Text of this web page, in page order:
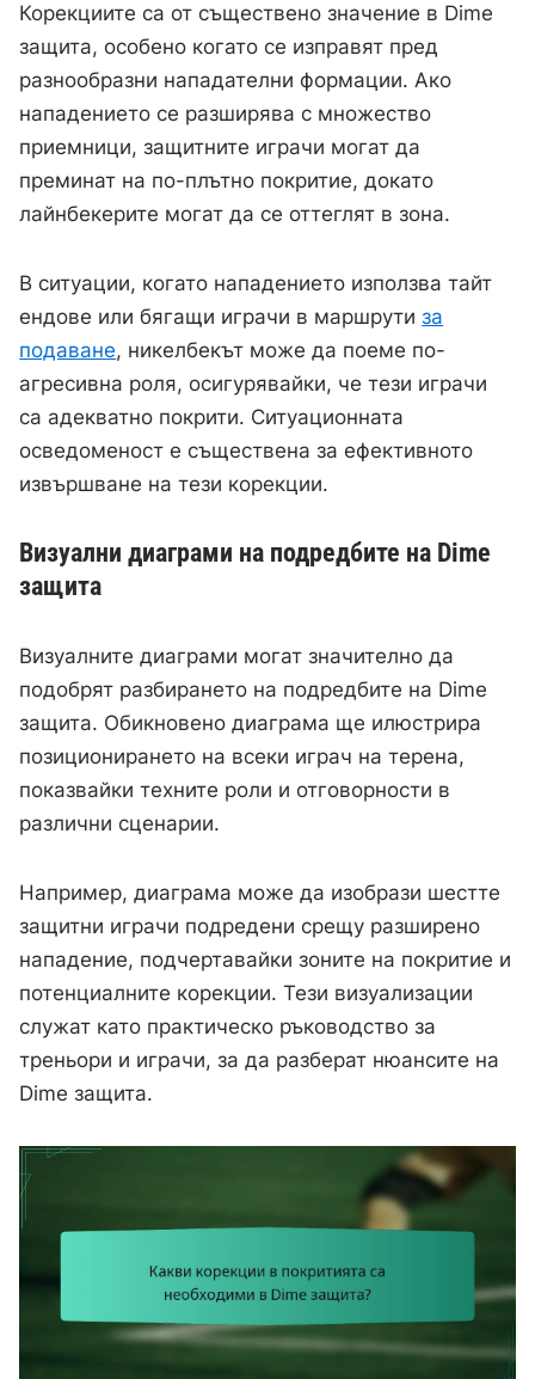
Корекциите са от съществено значение в Dime
защита, особено когато се изправят пред
разнообразни нападателни формации. Ако
нападението се разширява с множество
приемници, защитните играчи могат да
преминат на по-плътно покритие, докато
лайнбекерите могат да се оттеглят в зона.
В ситуации, когато нападението използва тайт
ендове или бягащи играчи в маршрути за
подаване, никелбекът може да поеме по-
агресивна роля, осигурявайки, че тези играчи
са адекватно покрити. Ситуационната
осведоменост е съществена за ефективното
извършване на тези корекции.
Визуални диаграми на подредбите на Dime
защита
Визуалните диаграми могат значително да
подобрят разбирането на подредбите на Dime
защита. Обикновено диаграма ще илюстрира
позиционирането на всеки играч на терена,
показвайки техните роли и отговорности в
различни сценарии.
Например, диаграма може да изобрази шестте
защитни играчи подредени срещу разширено
нападение, подчертавайки зоните на покритие и
потенциалните корекции. Тези визуализации
служат като практическо ръководство за
треньори и играчи, за да разберат нюансите на
Dime защита.